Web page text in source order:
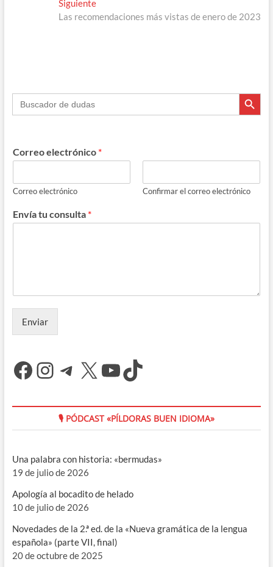
entradas
SiguienteEntrada
siguiente:
Las recomendaciones más vistas de enero de 2023
Buscar: Botón de
Correo electrónico *
Correo electrónico Confirmar el correo electrónico
Envía tu consulta *
Enviar
Facebook
Instagram
Telegram
X YouTube
TikTok
🎙 PÓDCAST «PÍLDORAS BUEN IDIOMA»
Una palabra con historia: «bermudas»
19 de julio de 2026
Apología al bocadito de helado
10 de julio de 2026
Novedades de la 2.ª ed. de la «Nueva gramática de la lengua
española» (parte VII, final)
20 de octubre de 2025